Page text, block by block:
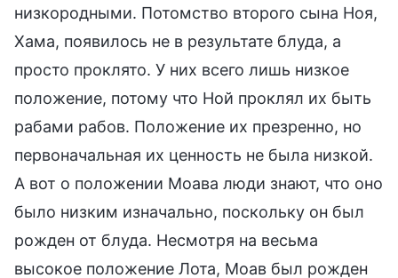
низкородными. Потомство второго сына Ноя,
Хама, появилось не в результате блуда, а
просто проклято. У них всего лишь низкое
положение, потому что Ной проклял их быть
рабами рабов. Положение их презренно, но
первоначальная их ценность не была низкой.
А вот о положении Моава люди знают, что оно
было низким изначально, поскольку он был
рожден от блуда. Несмотря на весьма
высокое положение Лота, Моав был рожден